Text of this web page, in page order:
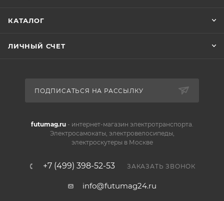
КАТАЛОГ
ЛИЧНЫЙ СЧЕТ
ПОДПИСАТЬСЯ НА РАССЫЛКУ
futumag.ru- интернет-магазин электротранспорта.
Электросамокаты, электровелосипеды,
электроскутеры в Москве
+7 (499) 398-52-53 ЗАКАЗАТЬ ЗВОНОК
info@futumag24.ru